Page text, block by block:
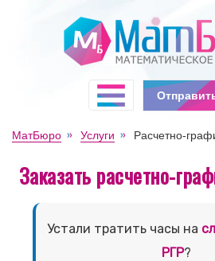
МатБюро Услуги Расчетно-
Заказать расчетно-
Устали тратить часы на
РГР?